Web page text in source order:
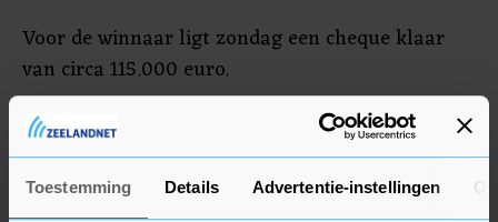
Toestemming Details Advertentie-instellingen
Voor de winnaar ligt zondag een cheque klaar
van circa 115.000 euro.